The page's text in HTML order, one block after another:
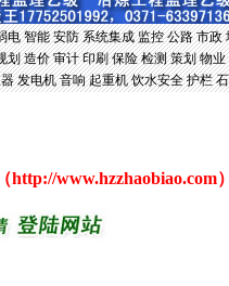
电 智能 安防 系统集成 监控 公路 市政
划 造价 审计 印刷 保险 检测 策划 物业
发电机 音响 起重机 饮水安全 护栏
http://www.hzzhaobiao.com